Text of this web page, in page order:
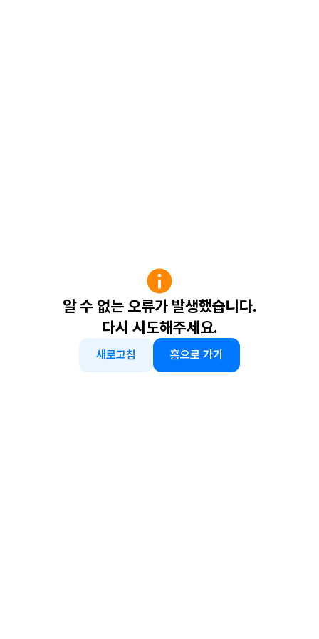
알 수 없는 오류가 발생했습니다.
다시 시도해주세요.
새로고침 홈으로 가기